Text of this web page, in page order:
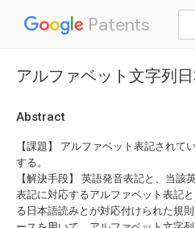
Patents
アルファベット文字列
Abstract
【課題】 アルファベット表記され
する。
【解決手段】 英語発音表記と、当
表記に対応するアルファベット表記
る日本語読みとが対応付けられた規